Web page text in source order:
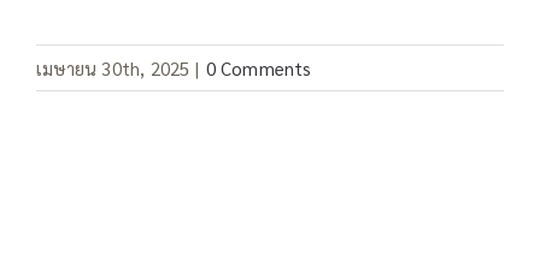
เมษายน 30th, 2025 | 0 Comments